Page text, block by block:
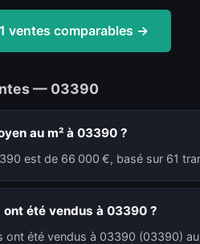
ventes comparables →
— 03390
au m² à 03390 ?
est de 66 000 €, basé sur 61
ont été vendus à 03390 ?
ont été vendus à 03390 (03390)